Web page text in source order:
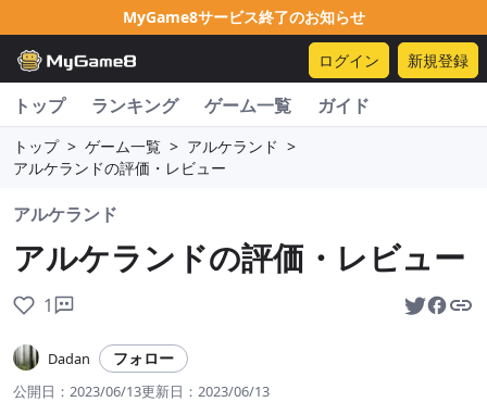
MyGame8サービス終了のお知らせ
ログイン 新規登録
トップ ランキング ゲーム一覧 ガイド
トップ > ゲーム一覧 > アルケランド >
アルケランドの評価・レビュー
アルケランド
アルケランドの評価・レビュー
1
Dadan フォロー
公開日： 2023/06/13更新日： 2023/06/13